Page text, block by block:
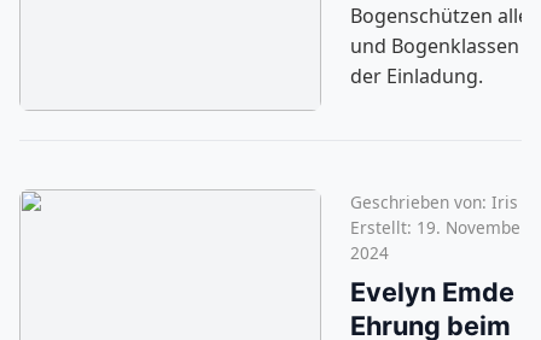
Bogenschützen
und Bogenklassen
der Einladung.
Evelyn Emde -
Ehrung beim
Geschrieben von: Iris
Erstellt: 19. November
2024